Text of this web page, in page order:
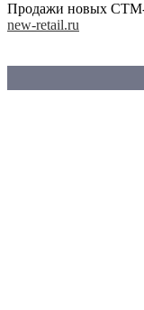
Продажи новых СТМ-
new-retail.ru